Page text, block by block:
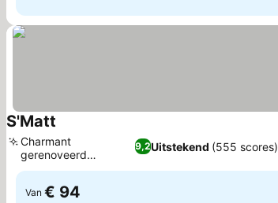
S'Matt
9,2Uitstekend (555 scores)
Charmant
gerenoveerd
huisconcept
Van € 94